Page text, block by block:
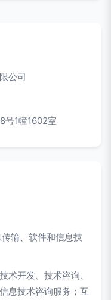
公司
号1幢1602室
输、软件和信息技
术开发、技术咨询、
息技术咨询服务；互